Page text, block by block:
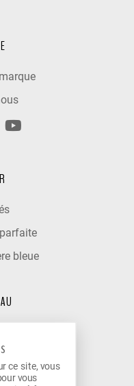
bleue
ce site, vous
vous